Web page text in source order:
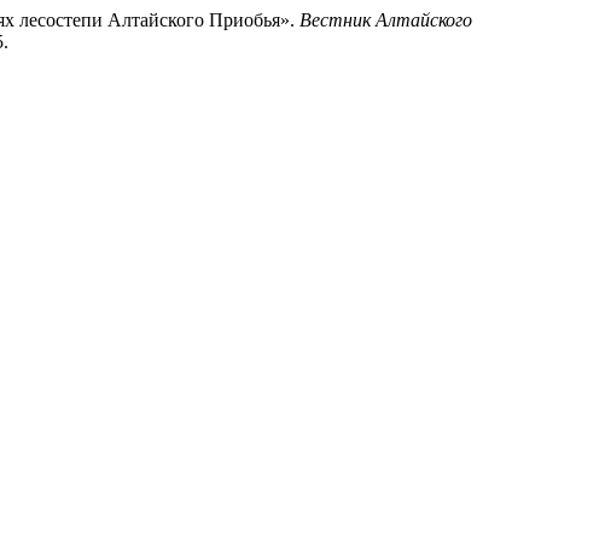
лесостепи Алтайского Приобья». Вестник Алтайского